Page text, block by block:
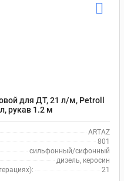
для ДТ, 21 л/м, Petroll
рукав 1.2 м
ARTAZ
801
сильфонный/сифонный
дизель, керосин
21